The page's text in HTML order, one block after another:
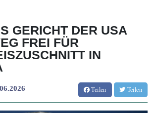
GERICHT DER USA
FREI FÜR
IN
Teilen Teilen